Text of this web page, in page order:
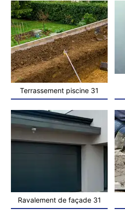
Terrassement piscine 31
Ravalement de façade 31